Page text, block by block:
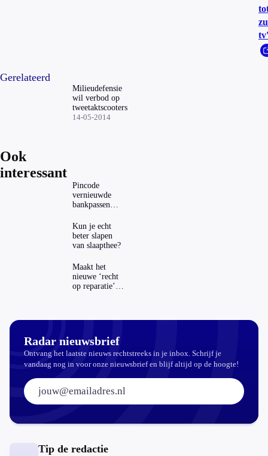
Gerelateerd
Milieudefensie
wil verbod op
tweetaktscooters
14-05-2014
Ook
interessant
Pincode
vernieuwde
bankpassen
ING-app: is dat
wel veilig?
Kun je echt
beter slapen
van slaapthee?
Maakt het
nieuwe ‘recht
op reparatie’
Radar nieuwsbrief
Ontvang het laatste nieuws rechtstreeks in je inbox. Schrijf je
vandaag nog in voor onze nieuwsbrief en blijf altijd op de hoogte!
E-mailadres:
Tip de redactie